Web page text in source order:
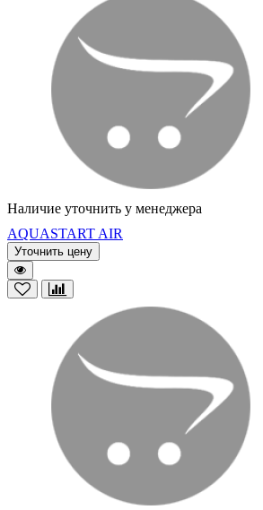
Наличие уточнить у менеджера
AQUASTART AIR
Уточнить цену